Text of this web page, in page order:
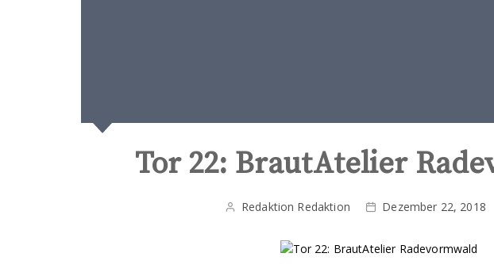
Tor 22: BrautAtelier
Redaktion Redaktion Dezember 22, 2018